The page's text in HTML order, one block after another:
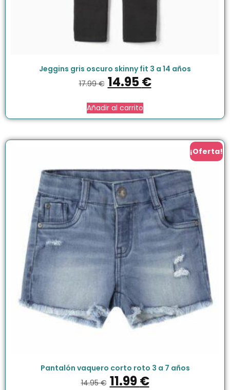
Jeggins gris oscuro skinny fit 3 a 14 años
17.99€ 14.95€
Añadir al carrito
¡Oferta!
Pantalón vaquero corto roto 3 a 7 años
14.95€ 11.99€